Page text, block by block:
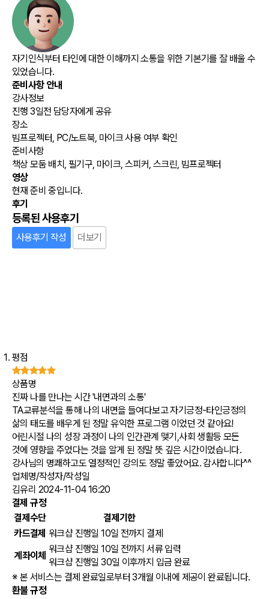
자기인식부터 타인에 대한 이해까지 소통을 위한 기본기를 잘 배울 수
있었습니다.
준비사항 안내
강사정보
진행 3일전 담당자에게 공유
장소
빔프로젝터, PC/노트북, 마이크 사용 여부 확인
준비사항
책상 모둠 배치, 필기구, 마이크, 스피커, 스크린, 빔프로젝터
영상
현재 준비 중입니다.
후기
등록된 사용후기
사용후기 작성 더보기
평점
상품명
진짜 나를 만나는 시간 '내면과의 소통'
TA교류분석을 통해 나의 내면을 들여다보고 자기긍정-타인긍정의
삶의 태도를 배우게 된 정말 유익한 프로그램 이었던 것 같아요!
어린시절 나의 성장 과정이 나의 인간관계 맺기,사회 생활등 모든
것에 영향을 주었다는 것을 알게 된 정말 뜻 깊은 시간이었습니다.
강사님의 명쾌하고도 열정적인 강의도 정말 좋았어요. 감사합니다^^
업체명/작성자/작성일
김유리 2024-11-04 16:20
결제 규정
결제수단
결제기한
카드결제 워크샵 진행일 10일 전까지 결제
계좌이체
워크샵 진행일 10일 전까지 서류 입력
워크샵 진행일 30일 이후까지 입금 완료
※ 본 서비스는 결제 완료일로부터 3개월 이내에 제공이 완료됩니다.
환불 규정